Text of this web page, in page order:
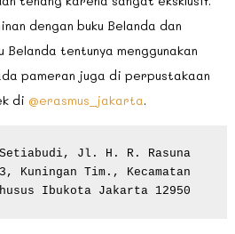
dengan buku Belanda dan
Belanda tentunya menggunakan
pameran juga di perpustakaan
di @erasmus_jakarta.
Jl. H. R. Rasuna
Kuningan Tim., Kecamatan
Ibukota Jakarta 12950